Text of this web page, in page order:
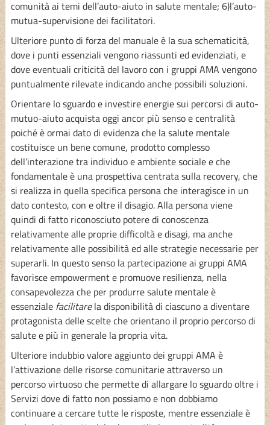
comunità ai temi dell’auto-aiuto in salute mentale; 6)l’auto-
mutua-supervisione dei facilitatori.
Ulteriore punto di forza del manuale è la sua schematicità,
dove i punti essenziali vengono riassunti ed evidenziati, e
dove eventuali criticità del lavoro con i gruppi AMA vengono
puntualmente rilevate indicando anche possibili soluzioni.
Orientare lo sguardo e investire energie sui percorsi di auto-
mutuo-aiuto acquista oggi ancor più senso e centralità
poiché è ormai dato di evidenza che la salute mentale
costituisce un bene comune, prodotto complesso
dell’interazione tra individuo e ambiente sociale e che
fondamentale è una prospettiva centrata sulla recovery, che
si realizza in quella specifica persona che interagisce in un
dato contesto, con e oltre il disagio. Alla persona viene
quindi di fatto riconosciuto potere di conoscenza
relativamente alle proprie difficoltà e disagi, ma anche
relativamente alle possibilità ed alle strategie necessarie per
superarli. In questo senso la partecipazione ai gruppi AMA
favorisce empowerment e promuove resilienza, nella
consapevolezza che per produrre salute mentale è
essenziale facilitarela disponibilità di ciascuno a diventare
protagonista delle scelte che orientano il proprio percorso di
salute e più in generale la propria vita.
Ulteriore indubbio valore aggiunto dei gruppi AMA è
l’attivazione delle risorse comunitarie attraverso un
percorso virtuoso che permette di allargare lo sguardo oltre i
Servizi dove di fatto non possiamo e non dobbiamo
continuare a cercare tutte le risposte, mentre essenziale è